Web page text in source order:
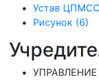
Устав ЦПМСС
Рисунок (6)